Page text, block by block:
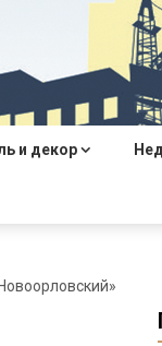
и декор